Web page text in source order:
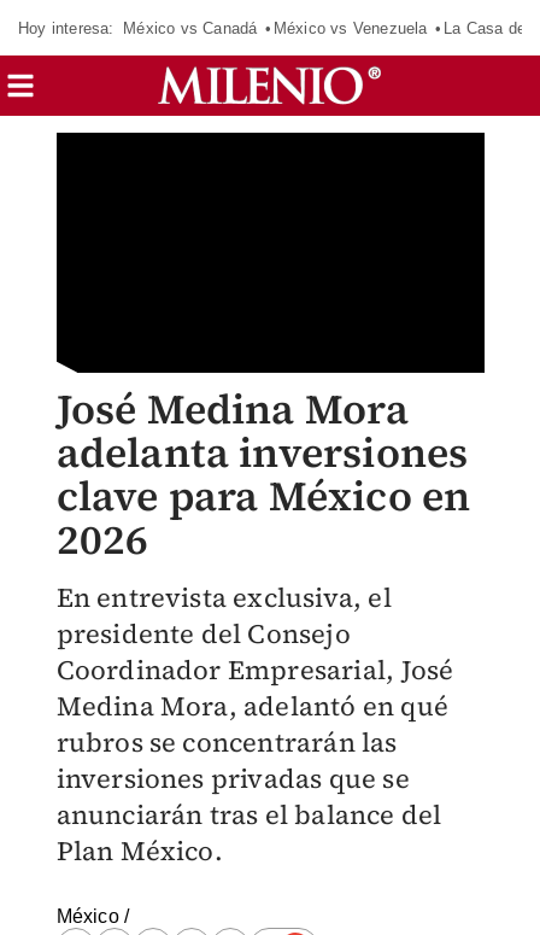
Hoy interesa: México vs Canadá México vs Venezuela La Casa de
José Medina Mora
adelanta inversiones
clave para México en
2026
En entrevista exclusiva, el
presidente del Consejo
Coordinador Empresarial, José
Medina Mora, adelantó en qué
rubros se concentrarán las
inversiones privadas que se
anunciarán tras el balance del
Plan México.
México/